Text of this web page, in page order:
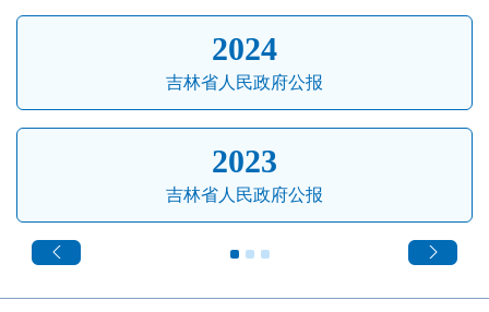
2024
吉林省人民政府公报
2023
吉林省人民政府公报